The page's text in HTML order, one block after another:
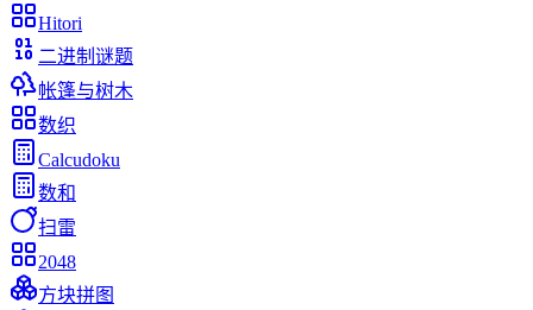
Hitori
二进制谜题
帐篷与树木
数织
Calcudoku
数和
扫雷
2048
方块拼图